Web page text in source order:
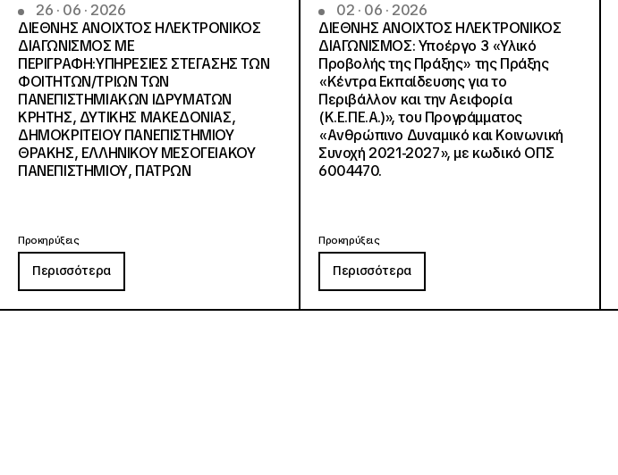
26 · 06 · 2026
ΔΙΕΘΝΗΣ ΑΝΟΙΧΤΟΣ ΗΛΕΚΤΡΟΝΙΚΟΣ
ΔΙΑΓΩΝΙΣΜΟΣ ΜΕ
ΠΕΡΙΓΡΑΦΗ:ΥΠΗΡΕΣΙΕΣ ΣΤΕΓΑΣΗΣ ΤΩΝ
ΦΟΙΤΗΤΩΝ/ΤΡΙΩΝ ΤΩΝ
ΠΑΝΕΠΙΣΤΗΜΙΑΚΩΝ ΙΔΡΥΜΑΤΩΝ
KΡΗΤΗΣ, ΔΥΤΙΚΗΣ ΜΑΚΕΔΟΝΙΑΣ,
ΔΗΜΟΚΡΙΤΕΙΟΥ ΠΑΝΕΠΙΣΤΗΜΙΟΥ
ΘΡΑΚΗΣ, ΕΛΛΗΝΙΚΟΥ ΜΕΣΟΓΕΙΑΚΟΥ
ΠΑΝΕΠΙΣΤΗΜΙΟΥ, ΠΑΤΡΩΝ
Προκηρύξεις
Περισσότερα
02 · 06 · 2026
ΔΙΕΘΝΗΣ ΑΝΟΙΧΤΟΣ ΗΛΕΚΤΡΟΝΙΚΟΣ
ΔΙΑΓΩΝΙΣΜΟΣ: Υποέργο 3 «Υλικό
Προβολής της Πράξης» της Πράξης
«Κέντρα Εκπαίδευσης για το
Περιβάλλον και την Αειφορία
(Κ.Ε.ΠΕ.Α.)», του Προγράμματος
«Ανθρώπινο Δυναμικό και Κοινωνική
Συνοχή 2021-2027», με κωδικό ΟΠΣ
6004470.
Προκηρύξεις
Περισσότερα